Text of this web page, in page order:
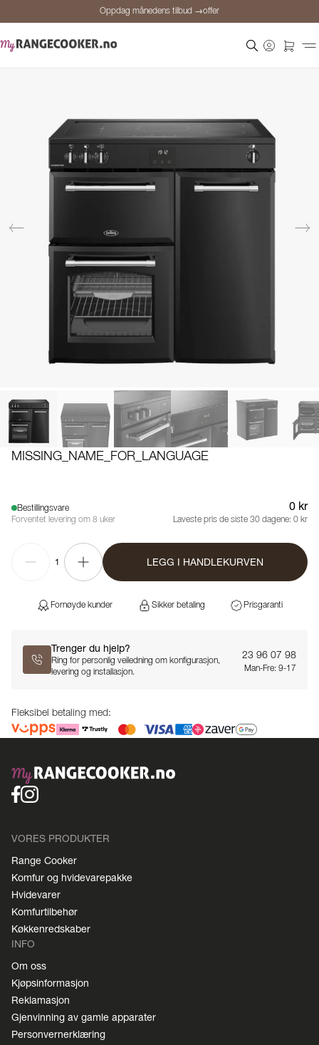
Oppdag månedens tilbud →offer
Oppdag månedens tilbud →offer
MISSING_NAME_FOR_LANGUAGE
Bestillingsvare
Forventet levering om 8 uker
0 kr
Laveste pris de siste 30 dagene: 0 kr
1 LEGG I HANDLEKURVEN
Fornøyde kunder Sikker betaling Prisgaranti
Trenger du hjelp?
Ring for personlig veiledning om konfigurasjon,
levering og installasjon.
23 96 07 98
Man-Fre: 9-17
Fleksibel betaling med:
VORES PRODUKTER
Range Cooker
Komfur og hvidevarepakke
Hvidevarer
Komfurtilbehør
Køkkenredskaber
INFO
Om oss
Kjøpsinformasjon
Reklamasjon
Gjenvinning av gamle apparater
Personvernerklæring